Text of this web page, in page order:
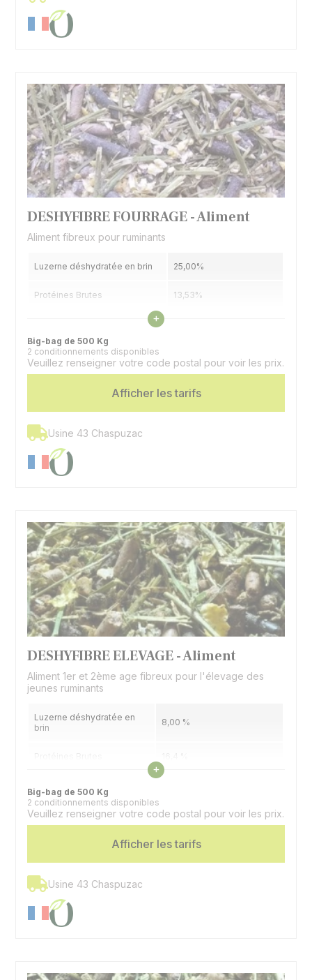
DESHYFIBRE FOURRAGE - Aliment
Aliment fibreux pour ruminants
Luzerne déshydratée en brin 25,00%
Protéines Brutes 13,53%
Cellulose Brute
Voir les caractéristiques
+
Big-bag de 500 Kg
2 conditionnements disponibles
Veuillez renseigner votre code postal pour voir les prix.
Afficher les tarifs
Usine 43 Chaspuzac
DESHYFIBRE ELEVAGE - Aliment
Aliment 1er et 2ème age fibreux pour l'élevage des
jeunes ruminants
Luzerne déshydratée en
brin
8,00 %
Cellulose Brute 14,07 %
Oligo-éléments et
Espèces
Voir les caractéristiques
+
Big-bag de 500 Kg
2 conditionnements disponibles
Veuillez renseigner votre code postal pour voir les prix.
Afficher les tarifs
Usine 43 Chaspuzac